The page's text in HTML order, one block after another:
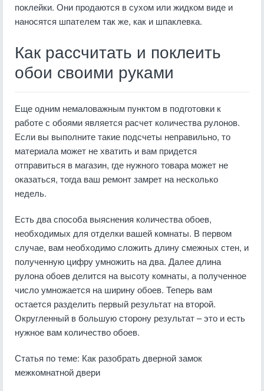
поклейки. Они продаются в сухом или жидком виде и
наносятся шпателем так же, как и шпаклевка.
Как рассчитать и поклеить
обои своими руками
Еще одним немаловажным пунктом в подготовки к
работе с обоями является расчет количества рулонов.
Если вы выполните такие подсчеты неправильно, то
материала может не хватить и вам придется
отправиться в магазин, где нужного товара может не
оказаться, тогда ваш ремонт замрет на несколько
недель.
Есть два способа выяснения количества обоев,
необходимых для отделки вашей комнаты. В первом
случае, вам необходимо сложить длину смежных стен, и
полученную цифру умножить на два. Далее длина
рулона обоев делится на высоту комнаты, а полученное
число умножается на ширину обоев. Теперь вам
остается разделить первый результат на второй.
Округленный в большую сторону результат – это и есть
нужное вам количество обоев.
Статья по теме: Как разобрать дверной замок
межкомнатной двери